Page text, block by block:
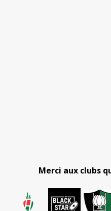
Merci aux clubs